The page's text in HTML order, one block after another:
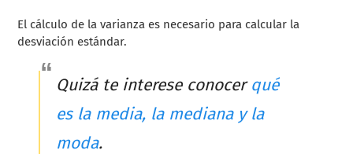
El cálculo de la varianza es necesario para calcular la
desviación estándar.
Quizá te interese conocerqué
es la media, la mediana y la
moda.